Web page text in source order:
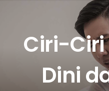
Ciri-Ciri
Dini